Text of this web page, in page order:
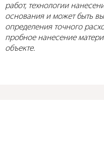
работ, технологии
основания и может быть
определения точного
пробное нанесение
объекте.